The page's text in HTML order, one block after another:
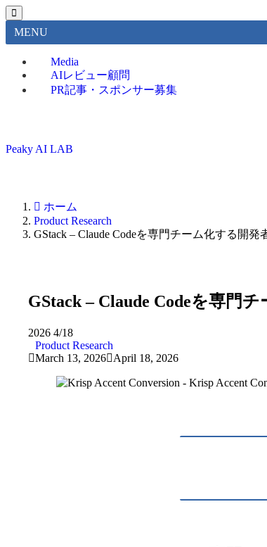
MENU
Media
AIレビュー顧問
PR記事・スポンサー募集
Peaky AI LAB
ホーム
Product Research
GStack – Claude Codeを専門チーム化する開
GStack – Claude Codeを専門
2026 4/18
Product Research
March 13, 2026
April 18, 2026